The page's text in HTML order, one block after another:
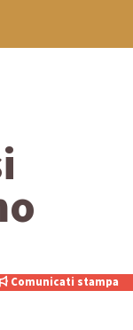
Comunicati stampa